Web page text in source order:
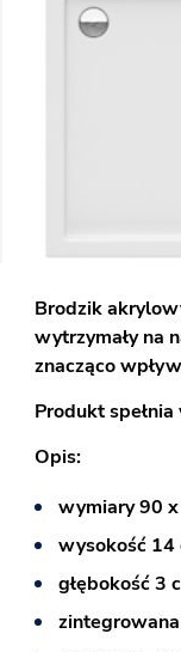
Brodzik
wytrzymały na
znacząco
Produkt
Opis:
wymiary 90
wysokość 14
głębokość 3